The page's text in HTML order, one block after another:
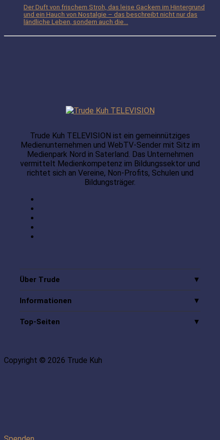
Der Duft von frischem Stroh, das leise Gackern im Hintergrund
und ein Hauch von Nostalgie – das beschreibt nicht nur das
ländliche Leben, sondern auch die...
Trude Kuh TELEVISION ist ein gemeinnütziges
Medienunternehmen und WebTV-Sender mit Sitz im
Medienpark Nord in Saterland. Das Unternehmen
vermittelt Medienkompetenz im Bildungssektor und
richtet sich an Vereine, Non-Profits, Schulen und
Bildungsträger.
Über Trude
Informationen
Top-Seiten
Copyright © 2026 Trude Kuh